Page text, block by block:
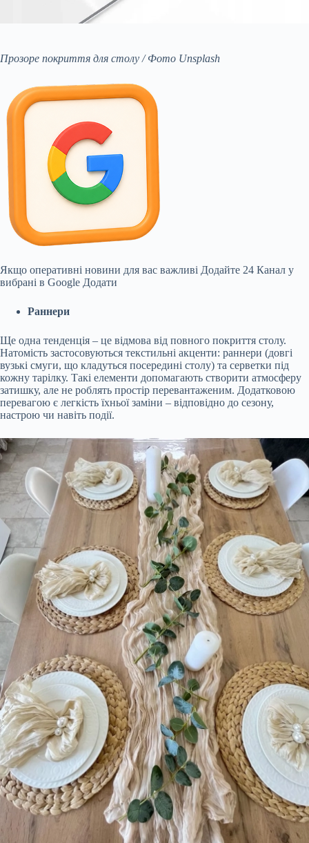
Прозоре покриття для столу / Фото Unsplash
Якщо оперативні новини для вас важливі Додайте 24 Канал у
вибрані в Google Додати
Раннери
Ще одна тенденція – це відмова від повного покриття столу.
Натомість застосовуються текстильні акценти: раннери (довгі
вузькі смуги, що кладуться посередині столу) та серветки під
кожну тарілку. Такі елементи допомагають створити атмосферу
затишку, але не роблять простір перевантаженим. Додатковою
перевагою є легкість їхньої заміни – відповідно до сезону,
настрою чи навіть події.